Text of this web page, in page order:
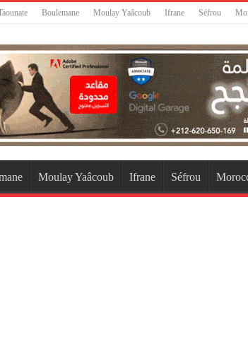
Boulemane Moulay Yaâcoub Ifrane Séfrou
Moulay Yaâcoub Ifrane Séfrou